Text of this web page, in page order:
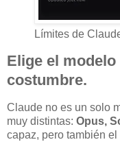
Límites de
Elige el
costumbre.
Claude no es un solo
muy distintas: Opus,
capaz, pero también